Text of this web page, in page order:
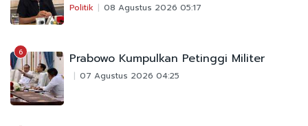
Politik 08 Agustus 2026 05:17
6 Prabowo Kumpulkan Petinggi Militer
07 Agustus 2026 04:25